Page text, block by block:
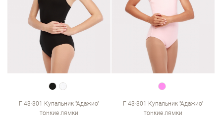
Г 43-301 Купальник "Адажио"
тонкие лямки
Г 43-301 Купальник "Адажио"
тонкие лямки